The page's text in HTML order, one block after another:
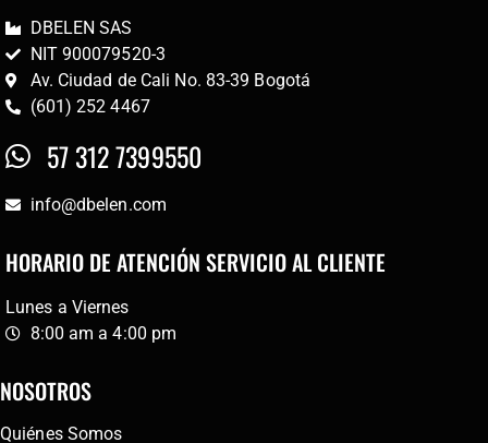
DBELEN SAS
NIT 900079520-3
Av. Ciudad de Cali No. 83-39 Bogotá
(601) 252 4467
57 312 7399550
info@dbelen.com
HORARIO DE ATENCIÓN SERVICIO AL CLIENTE
Lunes a Viernes
8:00 am a 4:00 pm
NOSOTROS
Quiénes Somos